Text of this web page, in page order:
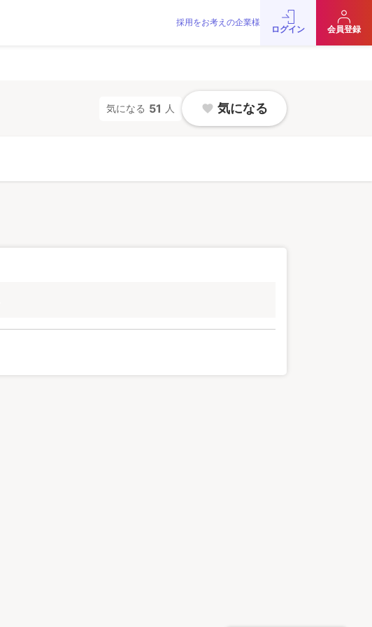
採用をお考えの企業様
ログイン 会員登録
気になる 51 人 favorite 気になる
お問い合わせJobRainbow MAGAZINE